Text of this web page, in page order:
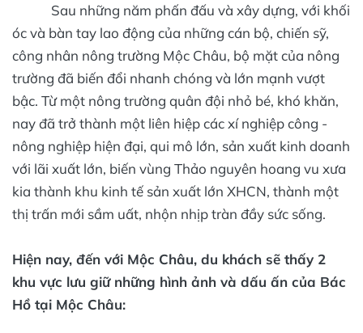
Sau những năm phấn đấu và xây dựng, với khối
óc và bàn tay lao động của những cán bộ, chiến sỹ,
công nhân nông trường Mộc Châu, bộ mặt của nông
trường đã biến đổi nhanh chóng và lớn mạnh vượt
bậc. Từ một nông trường quân đội nhỏ bé, khó khăn,
nay đã trở thành một liên hiệp các xí nghiệp công -
nông nghiệp hiện đại, qui mô lớn, sản xuất kinh doanh
với lãi xuất lớn, biến vùng Thảo nguyên hoang vu xưa
kia thành khu kinh tế sản xuất lớn XHCN, thành một
thị trấn mới sầm uất, nhộn nhịp tràn đầy sức sống.
Hiện nay, đến với Mộc Châu, du khách sẽ thấy 2
khu vực lưu giữ những hình ảnh và dấu ấn của Bác
Hồ tại Mộc Châu: